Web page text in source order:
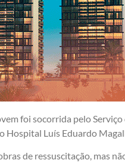
foi socorrida pelo
Hospital Luís Eduardo
de ressuscitação, mas